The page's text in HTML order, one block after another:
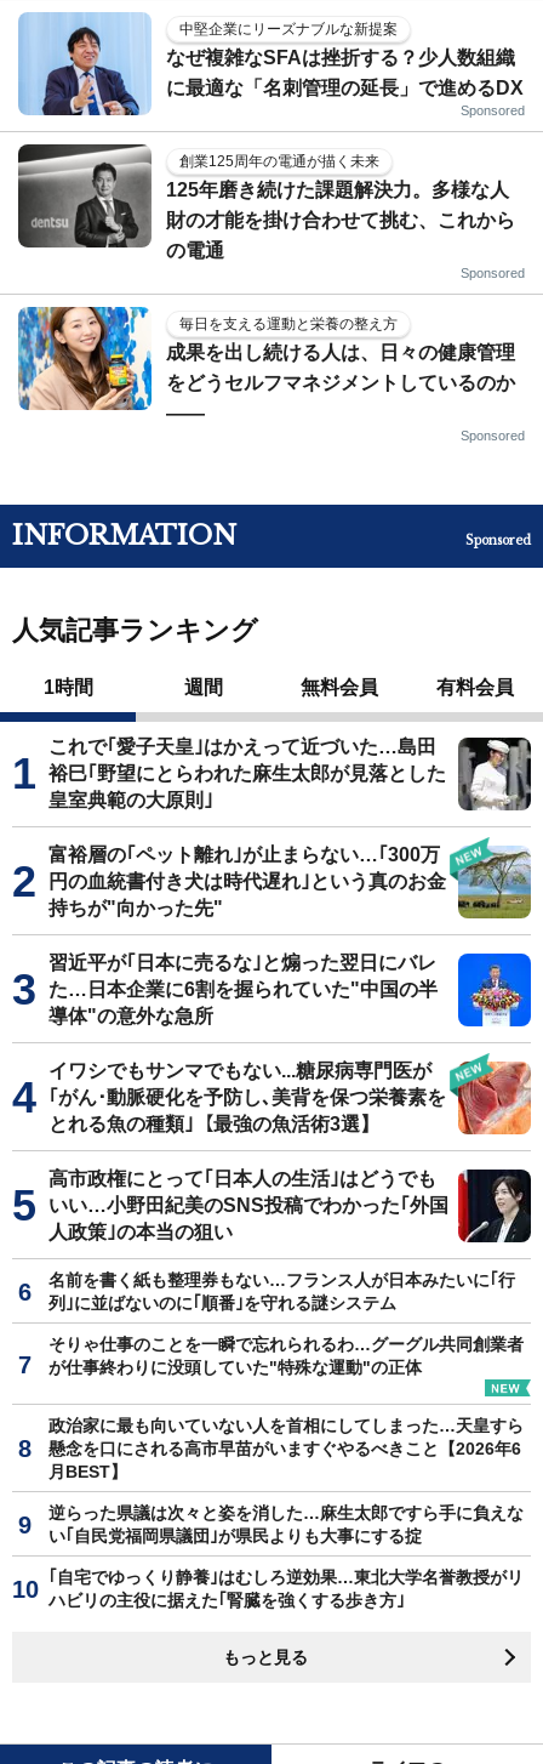
中堅企業にリーズナブルな新提案
なぜ複雑なSFAは挫折する？少人数組織
に最適な「名刺管理の延長」で進めるDX
Sponsored
創業125周年の電通が描く未来
125年磨き続けた課題解決力。多様な人
財の才能を掛け合わせて挑む、これから
の電通
Sponsored
毎日を支える運動と栄養の整え方
成果を出し続ける人は、日々の健康管理
をどうセルフマネジメントしているのか
——
Sponsored
INFORMATION Sponsored
人気記事ランキング
1時間 週間 無料会員 有料会員
これで｢愛子天皇｣はかえって近づいた…島田
裕巳｢野望にとらわれた麻生太郎が見落とした
皇室典範の大原則｣
富裕層の｢ペット離れ｣が止まらない…｢300万
円の血統書付き犬は時代遅れ｣という真のお金
持ちが"向かった先"
習近平が｢日本に売るな｣と煽った翌日にバレ
た…日本企業に6割を握られていた"中国の半
導体"の意外な急所
イワシでもサンマでもない...糖尿病専門医が
｢がん･動脈硬化を予防し､美背を保つ栄養素を
とれる魚の種類｣【最強の魚活術3選】
高市政権にとって｢日本人の生活｣はどうでも
いい…小野田紀美のSNS投稿でわかった｢外国
人政策｣の本当の狙い
名前を書く紙も整理券もない…フランス人が日本みたいに｢行
列｣に並ばないのに｢順番｣を守れる謎システム
そりゃ仕事のことを一瞬で忘れられるわ…グーグル共同創業者
が仕事終わりに没頭していた"特殊な運動"の正体
政治家に最も向いていない人を首相にしてしまった…天皇すら
懸念を口にされる高市早苗がいますぐやるべきこと【2026年6
月BEST】
逆らった県議は次々と姿を消した…麻生太郎ですら手に負えな
い｢自民党福岡県議団｣が県民よりも大事にする掟
｢自宅でゆっくり静養｣はむしろ逆効果…東北大学名誉教授がリ
ハビリの主役に据えた｢腎臓を強くする歩き方｣
もっと見る